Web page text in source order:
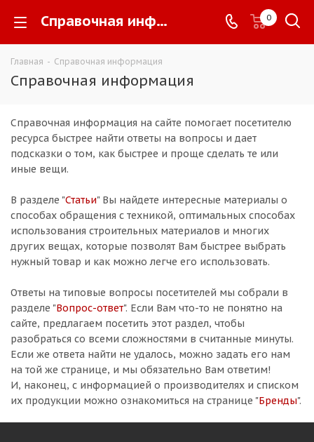
Справочная информация - 0
Главная - Справочная информация
Справочная информация
Справочная информация на сайте помогает посетителю
ресурса быстрее найти ответы на вопросы и дает
подсказки о том, как быстрее и проще сделать те или
иные вещи.
В разделе "Статьи" Вы найдете интересные материалы о
способах обращения с техникой, оптимальных способах
использования строительных материалов и многих
других вещах, которые позволят Вам быстрее выбрать
нужный товар и как можно легче его использовать.
Ответы на типовые вопросы посетителей мы собрали в
разделе "Вопрос-ответ". Если Вам что-то не понятно на
сайте, предлагаем посетить этот раздел, чтобы
разобраться со всеми сложностями в считанные минуты.
Если же ответа найти не удалось, можно задать его нам
на той же странице, и мы обязательно Вам ответим!
И, наконец, с информацией о производителях и списком
их продукции можно ознакомиться на странице "Бренды".